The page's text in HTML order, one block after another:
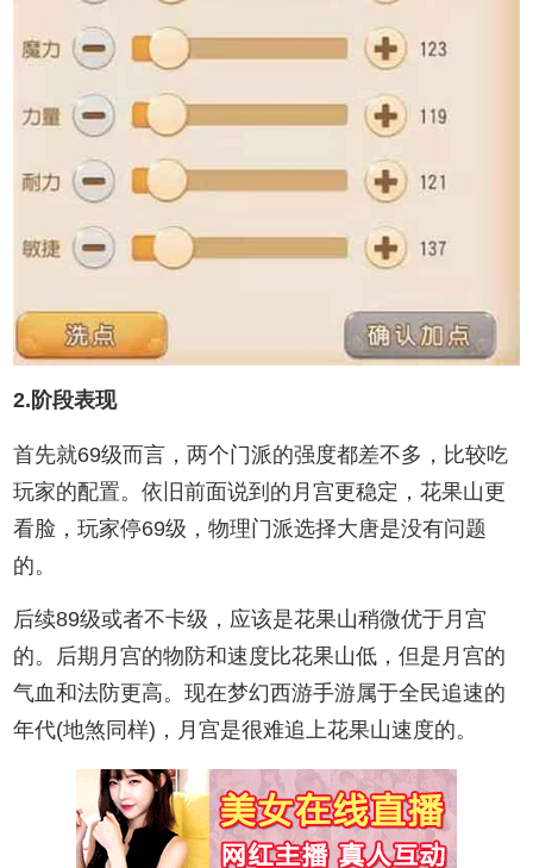
2.阶段表现
首先就69级而言，两个门派的强度都差不多，比较吃
玩家的配置。依旧前面说到的月宫更稳定，花果山更
看脸，玩家停69级，物理门派选择大唐是没有问题
的。
后续89级或者不卡级，应该是花果山稍微优于月宫
的。后期月宫的物防和速度比花果山低，但是月宫的
气血和法防更高。现在梦幻西游手游属于全民追速的
年代(地煞同样)，月宫是很难追上花果山速度的。